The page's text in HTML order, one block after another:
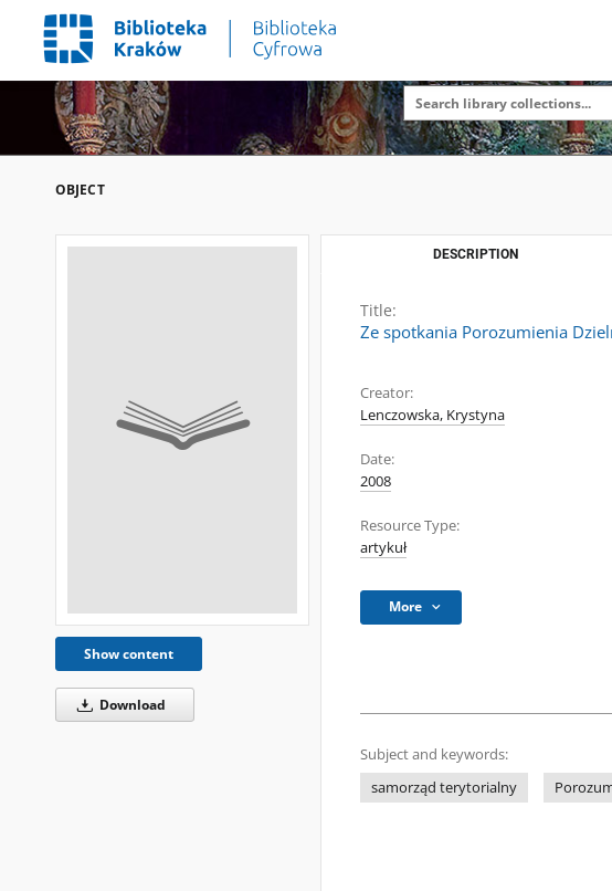
OBJECT
Show content
Download
DESCRIPTION
Title:
Ze spotkania Porozumienia
Creator:
Lenczowska, Krystyna
Date:
2008
Resource Type:
artykuł
More
Subject and keywords:
samorząd terytorialny